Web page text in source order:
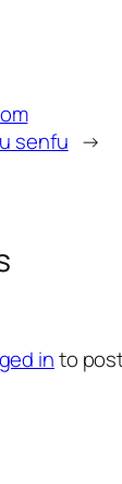
senfu →
into